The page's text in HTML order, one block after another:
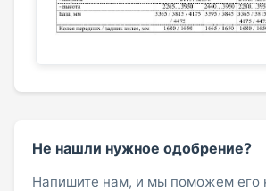
Не нашли нужное одобрение?
Напишите нам, и мы поможем его